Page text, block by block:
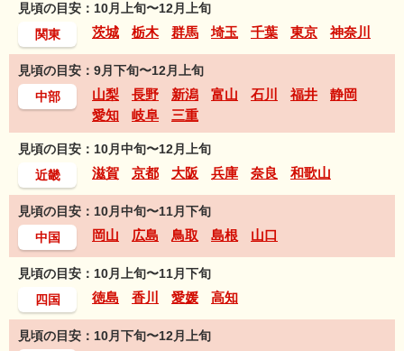
見頃の目安：10月上旬〜12月上旬
関東
茨城 栃木 群馬 埼玉 千葉 東京 神奈川
見頃の目安：9月下旬〜12月上旬
中部
山梨 長野 新潟 富山 石川 福井
静岡
愛知
岐阜 三重
見頃の目安：10月中旬〜12月上旬
近畿
滋賀 京都 大阪 兵庫 奈良 和歌山
見頃の目安：10月中旬〜11月下旬
中国
岡山 広島 鳥取 島根 山口
見頃の目安：10月上旬〜11月下旬
四国
徳島 香川 愛媛 高知
見頃の目安：10月下旬〜12月上旬